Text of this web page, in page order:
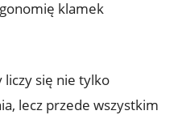
klamek
się nie tylko
lecz przede wszystkim